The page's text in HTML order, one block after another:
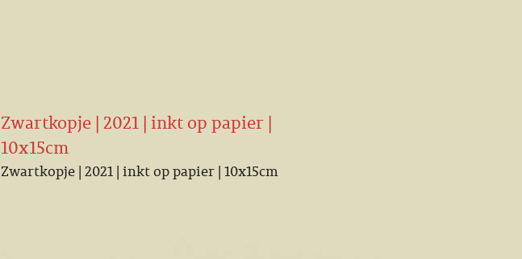
Zwartkopje | 2021 | inkt op papier |
10x15cm
Zwartkopje | 2021 | inkt op papier | 10x15cm